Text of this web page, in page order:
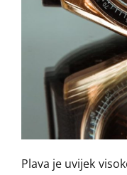
Plava je uvijek